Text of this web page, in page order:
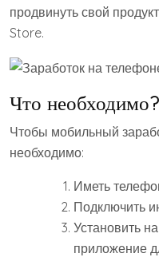
продвинуть свой
Store.
Что необходимо?
Чтобы мобильный
необходимо:
Иметь
Подключить
Установить
приложение